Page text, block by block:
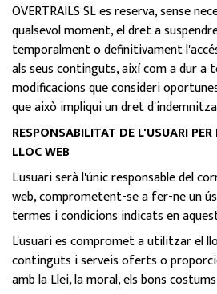
OVERTRAILS SL es reserva, sense
qualsevol moment, el dret a
temporalment o definitivament
als seus continguts, així com a dur a
modificacions que consideri
que això impliqui un dret
RESPONSABILITAT DE L'USUARI
LLOC WEB
L'usuari serà l'únic responsable del
web, comprometent-se a fer-ne un
termes i condicions indicats en
L'usuari es compromet a utilitzar el
continguts i serveis oferts o
amb la Llei, la moral, els bons